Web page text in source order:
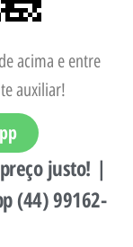
acima e entre
auxiliar!
justo! |
(44) 99162-